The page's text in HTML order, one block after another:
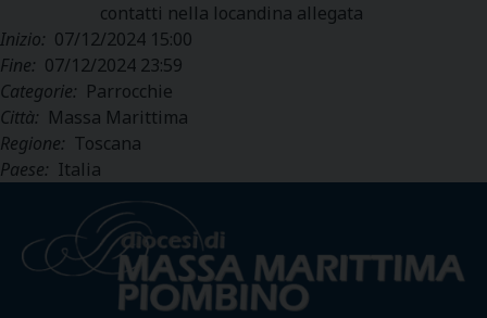
contatti nella locandina allegata
Inizio: 07/12/2024 15:00
Fine: 07/12/2024 23:59
Categorie: Parrocchie
Città: Massa Marittima
Regione: Toscana
Paese: Italia